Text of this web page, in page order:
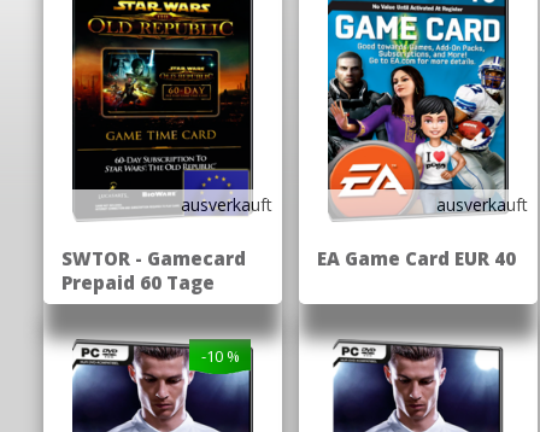
ausverkauft
SWTOR - Gamecard
Prepaid 60 Tage
ausverkauft
EA Game Card EUR 40
-10 %